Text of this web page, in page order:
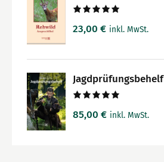
mit5.00
23,00 € inkl. MwSt.
Jagdprüfungsbehelf
mit5.00
85,00 € inkl. MwSt.